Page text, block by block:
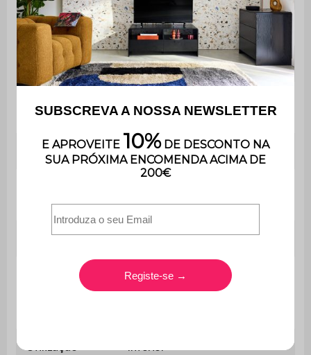
Número de lugares 1
Cama de peito Não
arrumação
Não
Número de ripas 15
gavetas
Contém madeira Sim
Apenas para uso
doméstico
Utilização Interior